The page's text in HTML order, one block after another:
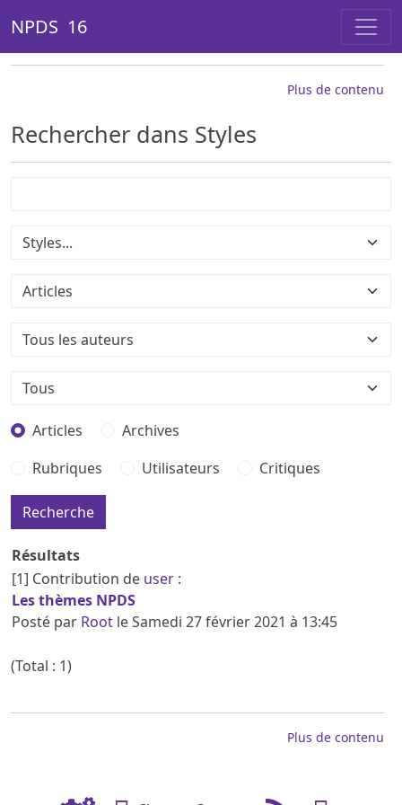
NPDS 16
Plus de contenu
Rechercher dans Styles
Articles
Archives
Rubriques
Utilisateurs Critiques
Résultats
[1] Contribution de user :
Les thèmes NPDS
Posté par Root le Samedi 27 février 2021 à 13:45
(Total : 1)
Plus de contenu